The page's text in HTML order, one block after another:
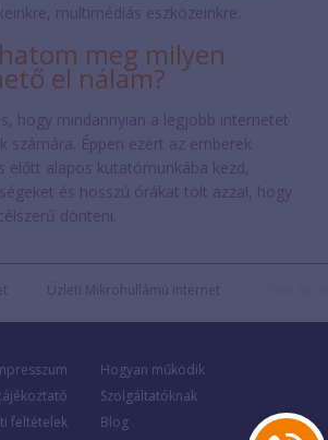
multimédiás eszközeinkre.
meg milyen
el nálam?
hogy mindannyian a legjobb internetet
számára. Éppen ezért az emberek
előtt alapos kutatómunkába kezd,
és hosszú órákat tölt azzal, hogy
dönteni.
Üzleti Mikrohullámú internet
feltételek
Hogyan működik
Szolgáltatóknak
Blog